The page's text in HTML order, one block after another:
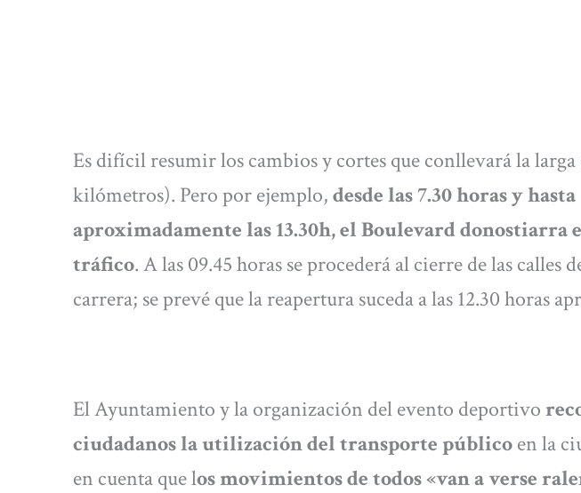
Es difícil resumir los cambios y cortes que conllevará la larga
kilómetros). Pero por ejemplo,desde las 7.30 horas y hasta
aproximadamente las 13.30h, el Boulevard donostiarra
tráfico. A las 09.45 horas se procederá al cierre de las calles
carrera; se prevé que la reapertura suceda a las 12.30 horas
El Ayuntamiento y la organización del evento deportivo
ciudadanos la utilización del transporte públicoen la
en cuenta que los movimientos de todos «van a verse